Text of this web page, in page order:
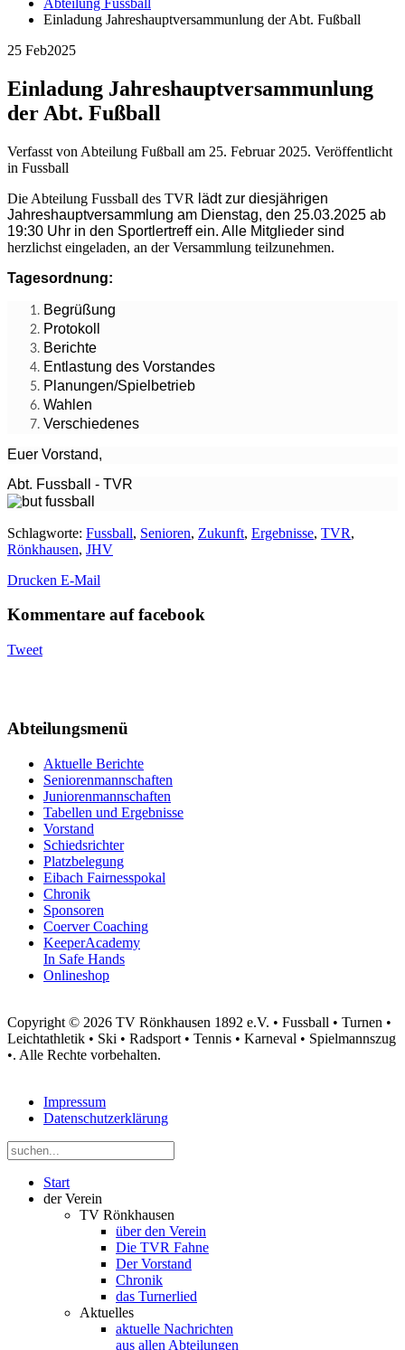
Einladung Jahreshauptversammunlung der Abt. Fußball
25 Feb2025
Einladung Jahreshauptversammunlung
der Abt. Fußball
Verfasst von Abteilung Fußball am 25. Februar 2025. Veröffentlicht
in Fussball
Die Abteilung Fussball des TVR lädt zur diesjährigen
Jahreshauptversammlung am Dienstag, den 25.03.2025 ab
19:30 Uhr in den Sportlertreff ein. Alle Mitglieder sind
herzlichst eingeladen, an der Versammlung teilzunehmen.
Tagesordnung:
Begrüßung
Protokoll
Berichte
Entlastung des Vorstandes
Planungen/Spielbetrieb
Wahlen
Verschiedenes
Euer Vorstand,
Abt. Fussball - TVR
Schlagworte: Fussball, Senioren, Zukunft, Ergebnisse, TVR,
Rönkhausen, JHV
Drucken E-Mail
Kommentare auf facebook
Tweet
Abteilungsmenü
Aktuelle Berichte
Seniorenmannschaften
Juniorenmannschaften
Tabellen und Ergebnisse
Vorstand
Schiedsrichter
Platzbelegung
Eibach Fairnesspokal
Chronik
Sponsoren
Coerver Coaching
KeeperAcademy
In Safe Hands
Onlineshop
Copyright © 2026 TV Rönkhausen 1892 e.V. • Fussball • Turnen •
Leichtathletik • Ski • Radsport • Tennis • Karneval • Spielmannszug
•. Alle Rechte vorbehalten.
Impressum
Datenschutzerklärung
Start
der Verein
TV Rönkhausen
über den Verein
Die TVR Fahne
Der Vorstand
Chronik
das Turnerlied
Aktuelles
aktuelle Nachrichten
aus allen Abteilungen